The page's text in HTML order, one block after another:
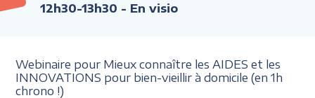
12h30-13h30 - En visio
Webinaire pour Mieux connaître les AIDES et les
INNOVATIONS pour bien-vieillir à domicile (en 1h
chrono !)